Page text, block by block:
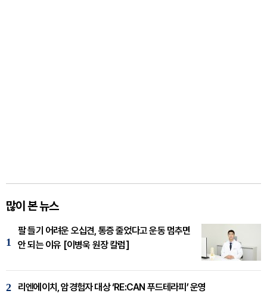
많이 본 뉴스
1
팔 들기 어려운 오십견, 통증 줄었다고 운동 멈추면
안 되는 이유 [이병욱 원장 칼럼]
2 리엔에이치, 암경험자 대상 ‘RE:CAN 푸드테라피’ 운영